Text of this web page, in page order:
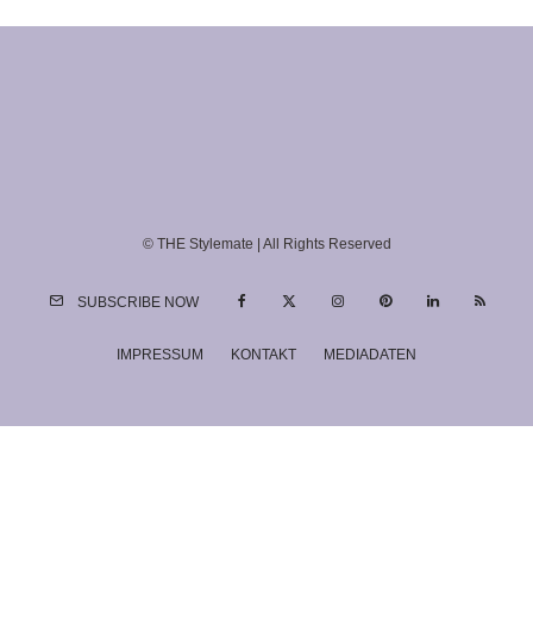
© THE Stylemate | All Rights Reserved
SUBSCRIBE NOW
IMPRESSUM KONTAKT MEDIADATEN